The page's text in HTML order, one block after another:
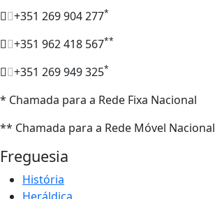
+351 269 904 277*
+351 962 418 567**
+351 269 949 325*
* Chamada para a Rede Fixa Nacional
** Chamada para a Rede Móvel Nacional
Freguesia
História